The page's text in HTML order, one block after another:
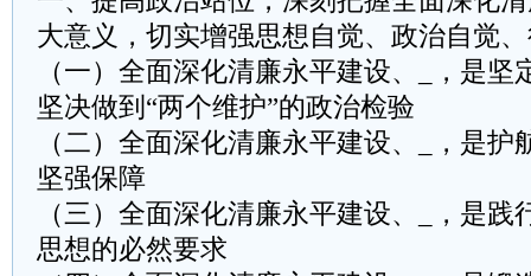
大意义，切实增强思想自觉、政治自觉
（一）全面深化清廉永平建设、_，是坚
坚决做到“两个维护”的政治检验
（二）全面深化清廉永平建设、_，是护
坚强保障
（三）全面深化清廉永平建设、_，是践
思想的必然要求